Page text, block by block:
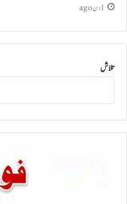
1 دن ago
تلاش